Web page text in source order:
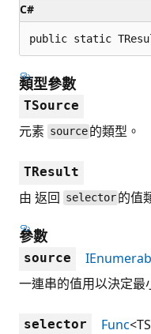
C#
public static
類型參數
TSource
元素 source 的類型。
TResult
由 返回 selector 的值
參數
source
一連串的值用以決定最
selector Func